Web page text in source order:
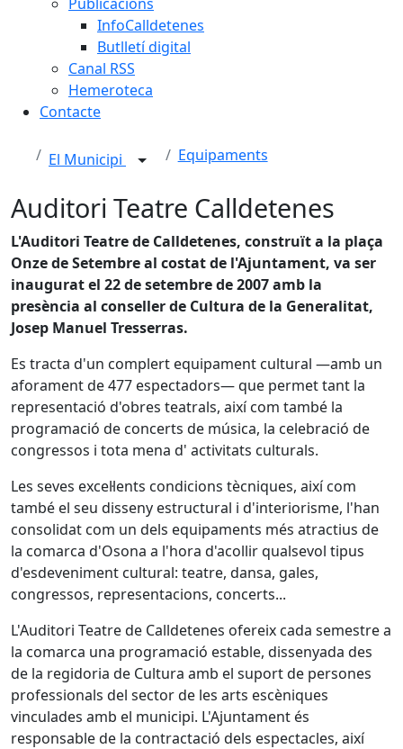
InfoCalldetenes
Butlletí digital
Canal RSS
Hemeroteca
Contacte
El Municipi Equipaments
Auditori Teatre Calldetenes
L'Auditori Teatre de Calldetenes, construït a la plaça
Onze de Setembre al costat de l'Ajuntament, va ser
inaugurat el 22 de setembre de 2007 amb la
presència al conseller de Cultura de la Generalitat,
Josep Manuel Tresserras.
Es tracta d'un complert equipament cultural —amb un
aforament de 477 espectadors— que permet tant la
representació d'obres teatrals, així com també la
programació de concerts de música, la celebració de
congressos i tota mena d' activitats culturals.
Les seves excel·lents condicions tècniques, així com
també el seu disseny estructural i d'interiorisme, l'han
consolidat com un dels equipaments més atractius de
la comarca d'Osona a l'hora d'acollir qualsevol tipus
d'esdeveniment cultural: teatre, dansa, gales,
congressos, representacions, concerts...
L'Auditori Teatre de Calldetenes ofereix cada semestre a
la comarca una programació estable, dissenyada des
de la regidoria de Cultura amb el suport de persones
professionals del sector de les arts escèniques
vinculades amb el municipi. L'Ajuntament és
responsable de la contractació dels espectacles, així